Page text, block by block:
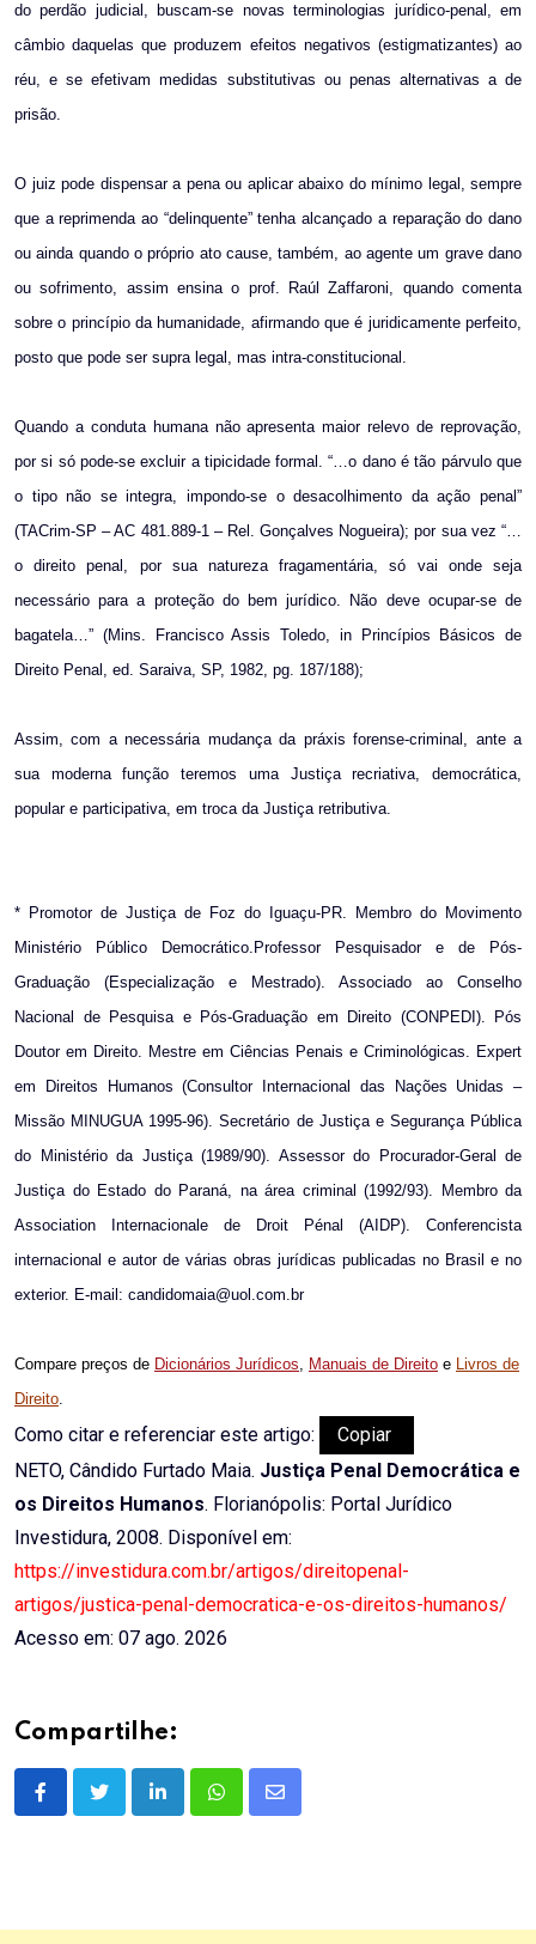
do perdão judicial, buscam-se novas terminologias jurídico-penal, em
câmbio daquelas que produzem efeitos negativos (estigmatizantes) ao
réu, e se efetivam medidas substitutivas ou penas alternativas a de
prisão.
O juiz pode dispensar a pena ou aplicar abaixo do mínimo legal, sempre
que a reprimenda ao “delinquente” tenha alcançado a reparação do dano
ou ainda quando o próprio ato cause, também, ao agente um grave dano
ou sofrimento, assim ensina o prof. Raúl Zaffaroni, quando comenta
sobre o princípio da humanidade, afirmando que é juridicamente perfeito,
posto que pode ser supra legal, mas intra-constitucional.
Quando a conduta humana não apresenta maior relevo de reprovação,
por si só pode-se excluir a tipicidade formal. “…o dano é tão párvulo que
o tipo não se integra, impondo-se o desacolhimento da ação penal”
(TACrim-SP – AC 481.889-1 – Rel. Gonçalves Nogueira); por sua vez “…
o direito penal, por sua natureza fragamentária, só vai onde seja
necessário para a proteção do bem jurídico. Não deve ocupar-se de
bagatela…” (Mins. Francisco Assis Toledo, in Princípios Básicos de
Direito Penal, ed. Saraiva, SP, 1982, pg. 187/188);
Assim, com a necessária mudança da práxis forense-criminal, ante a
sua moderna função teremos uma Justiça recriativa, democrática,
popular e participativa, em troca da Justiça retributiva.
* Promotor de Justiça de Foz do Iguaçu-PR. Membro do Movimento
Ministério Público Democrático.Professor Pesquisador e de Pós-
Graduação (Especialização e Mestrado). Associado ao Conselho
Nacional de Pesquisa e Pós-Graduação em Direito (CONPEDI). Pós
Doutor em Direito. Mestre em Ciências Penais e Criminológicas. Expert
em Direitos Humanos (Consultor Internacional das Nações Unidas –
Missão MINUGUA 1995-96). Secretário de Justiça e Segurança Pública
do Ministério da Justiça (1989/90). Assessor do Procurador-Geral de
Justiça do Estado do Paraná, na área criminal (1992/93). Membro da
Association Internacionale de Droit Pénal (AIDP). Conferencista
internacional e autor de várias obras jurídicas publicadas no Brasil e no
exterior. E-mail: candidomaia@uol.com.br
Compare preços de Dicionários Jurídicos, Manuais de Direito e Livros de
Direito.
Como citar e referenciar este artigo:
Copiar
NETO, Cândido Furtado Maia. Justiça Penal Democrática e
os Direitos Humanos. Florianópolis: Portal Jurídico
Investidura, 2008. Disponível em:
https://investidura.com.br/artigos/direitopenal-
artigos/justica-penal-democratica-e-os-direitos-humanos/
Acesso em: 07 ago. 2026
Compartilhe:
LinkedInWhatsappShare